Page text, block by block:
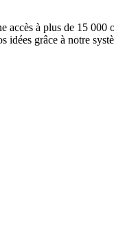
accès à plus de 15 000
grâce à notre